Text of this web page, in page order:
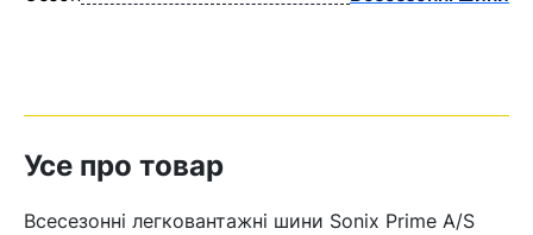
Усе про товар
Всесезонні легковантажні шини Sonix Prime A/S